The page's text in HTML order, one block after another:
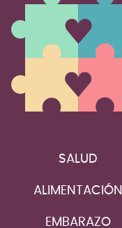
SALUD
ALIMENTACIÓN
EMBARAZO